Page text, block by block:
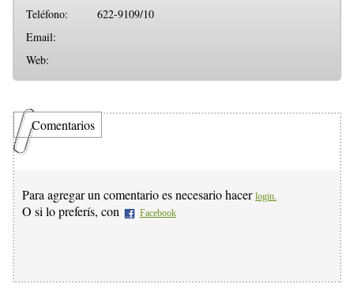
Teléfono:
622-9109/10
Email:
Web:
Comentarios
Para agregar un comentario es necesario hacer login.
O si lo preferís, con Facebook